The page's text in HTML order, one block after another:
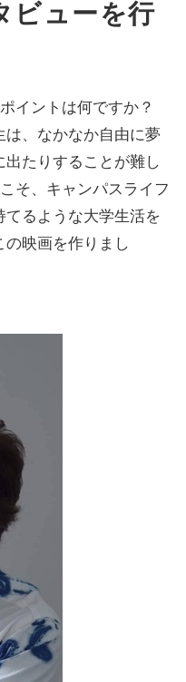
ビューを行
イントは何ですか？
、なかなか自由に夢
たりすることが難し
そ、キャンパスライフ
てるような大学生活を
映画を作りまし